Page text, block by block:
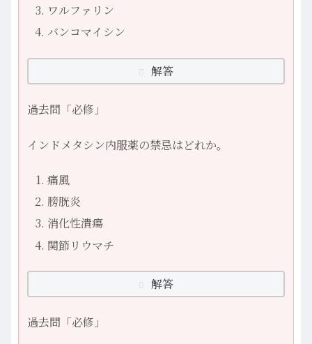
ワルファリン
バンコマイシン
解答
過去問「必修」
インドメタシン内服薬の禁忌はどれか。
痛風
膀胱炎
消化性潰瘍
関節リウマチ
解答
過去問「必修」